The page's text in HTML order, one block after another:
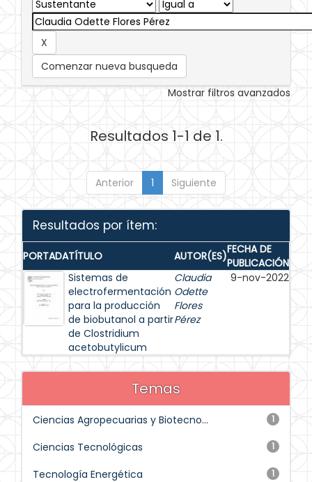
Comenzar nueva busqueda
Mostrar filtros avanzados
Resultados 1-1 de 1.
Anterior 1 Siguiente
Resultados por ítem:
PORTADATÍTULO AUTOR(ES)FECHA DE
PUBLICACIÓN
Sistemas de
electrofermentación
para la producción
de biobutanol a partir
de Clostridium
acetobutylicum
Claudia
Odette
Flores
Pérez
9-nov-2022
Temas
1
Ciencias Agropecuarias y Biotecno...
1
Ciencias Tecnológicas
1
Tecnología Energética